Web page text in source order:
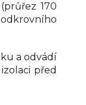
170
a odvádí
před